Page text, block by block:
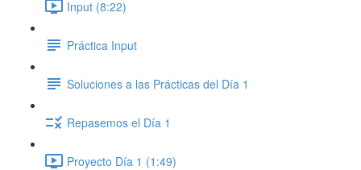
Input (8:22)
Práctica Input
Soluciones a las Prácticas del Día 1
Repasemos el Día 1
Proyecto Día 1 (1:49)